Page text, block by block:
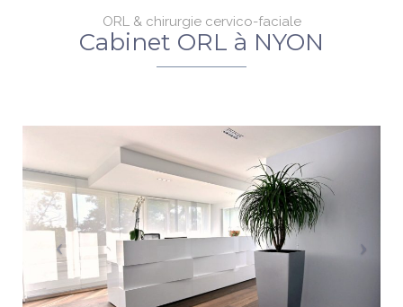
ORL & chirurgie cervico-faciale
Cabinet ORL à NYON